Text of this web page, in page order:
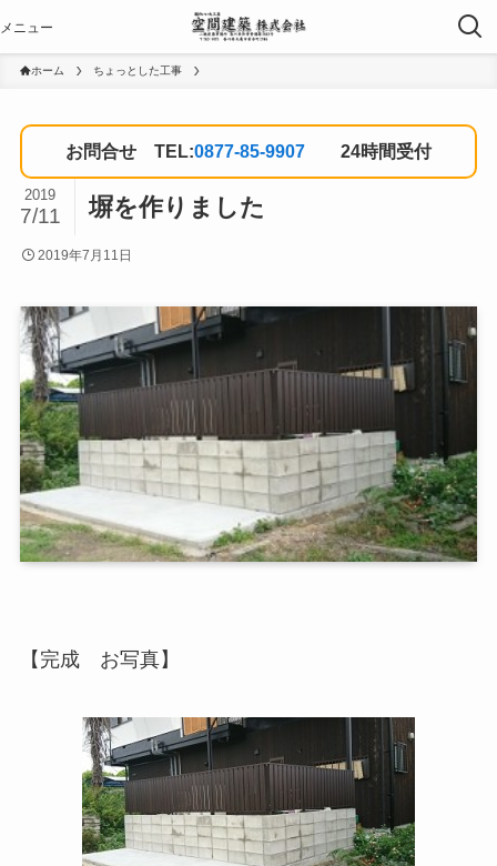
ホーム ちょっとした工事
お問合せ TEL:0877-85-9907 24時間受付
塀を作りました
2019
7/11
2019年7月11日
【完成 お写真】